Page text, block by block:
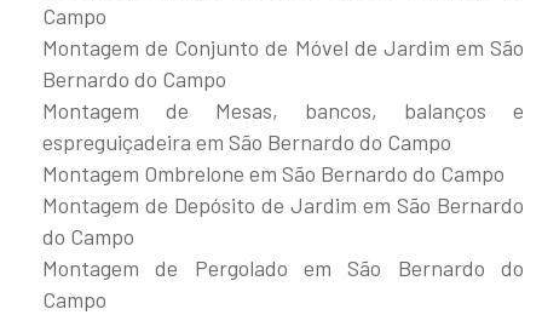
Campo
Montagem de Conjunto de Móvel de Jardim em São
Bernardo do Campo
Montagem de Mesas, bancos, balanços e
espreguiçadeira em São Bernardo do Campo
Montagem Ombrelone em São Bernardo do Campo
Montagem de Depósito de Jardim em São Bernardo
do Campo
Montagem de Pergolado em São Bernardo do
Campo